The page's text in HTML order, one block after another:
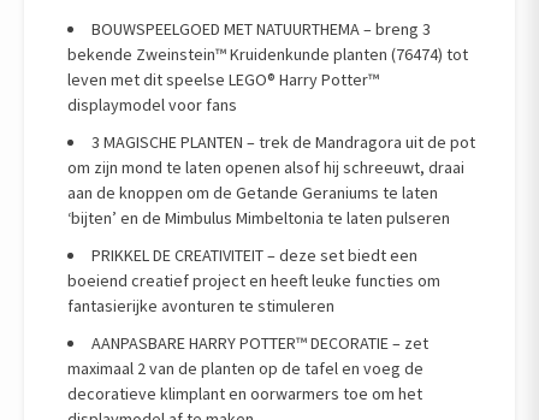
BOUWSPEELGOED MET NATUURTHEMA – breng 3
bekende Zweinstein™ Kruidenkunde planten (76474) tot
leven met dit speelse LEGO® Harry Potter™
displaymodel voor fans
3 MAGISCHE PLANTEN – trek de Mandragora uit de pot
om zijn mond te laten openen alsof hij schreeuwt, draai
aan de knoppen om de Getande Geraniums te laten
‘bijten’ en de Mimbulus Mimbeltonia te laten pulseren
PRIKKEL DE CREATIVITEIT – deze set biedt een
boeiend creatief project en heeft leuke functies om
fantasierijke avonturen te stimuleren
AANPASBARE HARRY POTTER™ DECORATIE – zet
maximaal 2 van de planten op de tafel en voeg de
decoratieve klimplant en oorwarmers toe om het